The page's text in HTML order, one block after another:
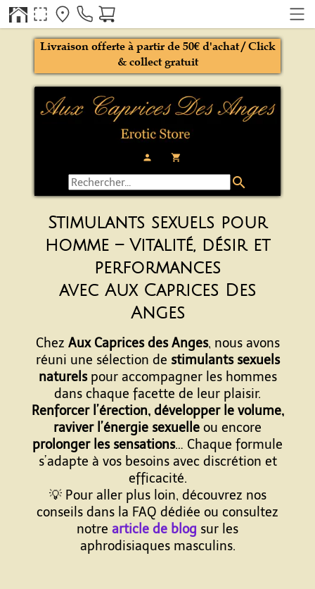
person local_grocery_store
Livraison offerte à partir de 50€ d'achat / Click
& collect gratuit
search
Stimulants sexuels pour
homme – Vitalité, désir et
performances
avec Aux Caprices Des
Anges
Chez Aux Caprices des Anges, nous avons
réuni une sélection de stimulants sexuels
naturelspour accompagner les hommes
dans chaque facette de leur plaisir.
Renforcer l’érection, développer le volume,
raviver l’énergie sexuelle ou encore
prolonger les sensations… Chaque formule
s’adapte à vos besoins avec discrétion et
efficacité.
💡 Pour aller plus loin, découvrez nos
conseils dans la FAQ dédiée ou consultez
notre article de blog sur les
aphrodisiaques masculins.